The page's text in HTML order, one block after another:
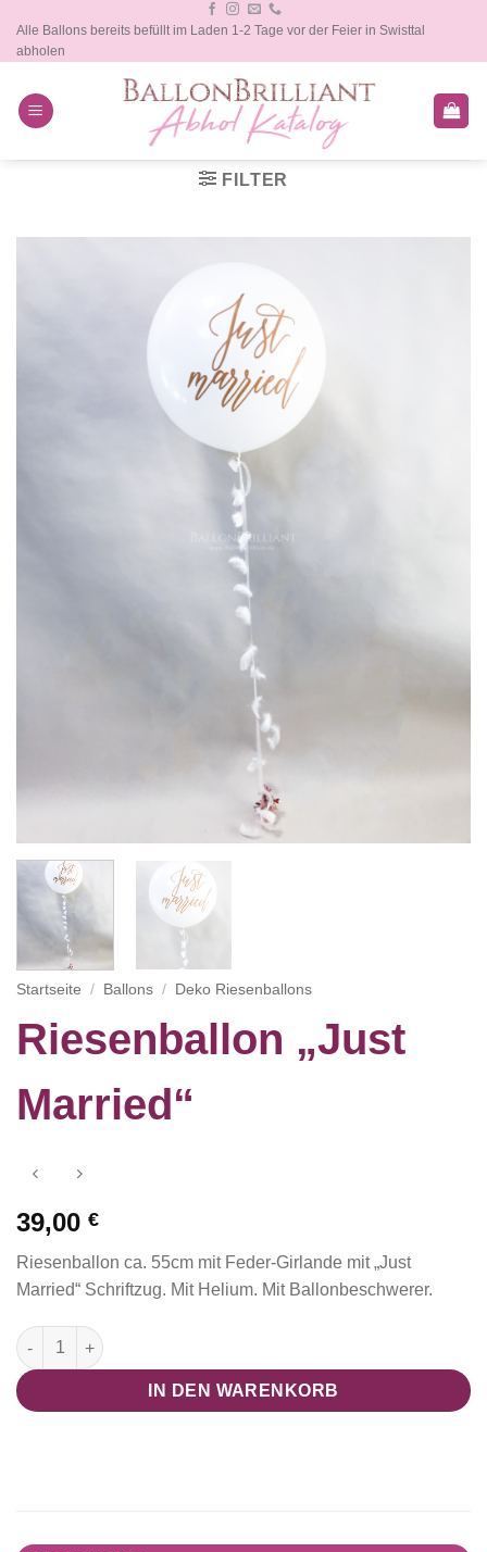
Inhalt
springen
Alle Ballons bereits befüllt im Laden 1-2 Tage vor der Feier in Swisttal
abholen
FILTER
Startseite / Ballons / Deko Riesenballons
Riesenballon „Just
Married“
39,00 €
Riesenballon ca. 55cm mit Feder-Girlande mit „Just
Married“ Schriftzug. Mit Helium. Mit Ballonbeschwerer.
Riesenballon "Just Married" Menge
IN DEN WARENKORB